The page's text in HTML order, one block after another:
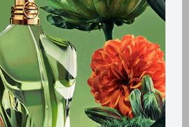
y costos de envío
gratuitos en tiendas
te pueden interesar